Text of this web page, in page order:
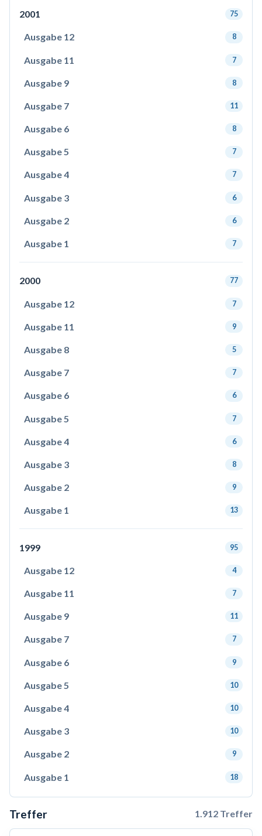
2001 75
Ausgabe 12 8
Ausgabe 11 7
Ausgabe 9 8
Ausgabe 7 11
Ausgabe 6 8
Ausgabe 5 7
Ausgabe 4 7
Ausgabe 3 6
Ausgabe 2 6
Ausgabe 1 7
2000 77
Ausgabe 12 7
Ausgabe 11 9
Ausgabe 8 5
Ausgabe 7 7
Ausgabe 6 6
Ausgabe 5 7
Ausgabe 4 6
Ausgabe 3 8
Ausgabe 2 9
Ausgabe 1 13
1999 95
Ausgabe 12 4
Ausgabe 11 7
Ausgabe 9 11
Ausgabe 7 7
Ausgabe 6 9
Ausgabe 5 10
Ausgabe 4 10
Ausgabe 3 10
Ausgabe 2 9
Ausgabe 1 18
Treffer 1.912 Treffer